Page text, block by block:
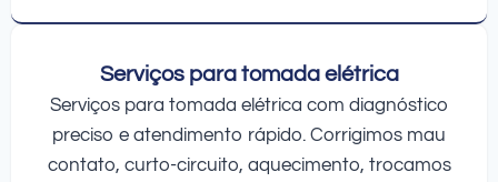
Serviços para tomada elétrica
Serviços para tomada elétrica com diagnóstico
preciso e atendimento rápido. Corrigimos mau
contato, curto-circuito, aquecimento, trocamos